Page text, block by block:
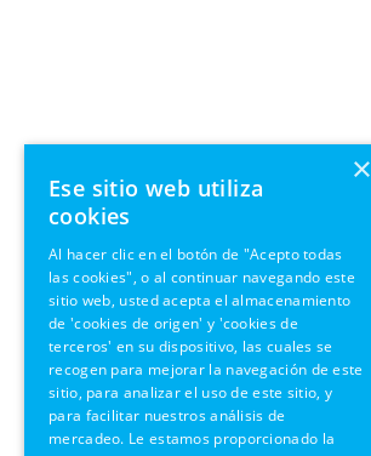
×
Ese sitio web utiliza
cookies
Al hacer clic en el botón de "Acepto todas
las cookies", o al continuar navegando este
sitio web, usted acepta el almacenamiento
de 'cookies de origen' y 'cookies de
terceros' en su dispositivo, las cuales se
recogen para mejorar la navegación de este
sitio, para analizar el uso de este sitio, y
para facilitar nuestros análisis de
mercadeo. Le estamos proporcionado la